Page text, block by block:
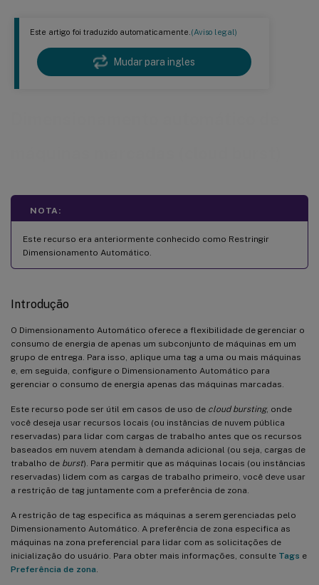
Este artigo foi traduzido automaticamente.(Aviso legal)
Mudar para ingles
NOTA:
Este recurso era anteriormente conhecido como Restringir
Dimensionamento Automático.
Introdução
O Dimensionamento Automático oferece a flexibilidade de gerenciar o
consumo de energia de apenas um subconjunto de máquinas em um
grupo de entrega. Para isso, aplique uma tag a uma ou mais máquinas
e, em seguida, configure o Dimensionamento Automático para
gerenciar o consumo de energia apenas das máquinas marcadas.
Este recurso pode ser útil em casos de uso de cloud bursting, onde
você deseja usar recursos locais (ou instâncias de nuvem pública
reservadas) para lidar com cargas de trabalho antes que os recursos
baseados em nuvem atendam à demanda adicional (ou seja, cargas de
trabalho de burst). Para permitir que as máquinas locais (ou instâncias
reservadas) lidem com as cargas de trabalho primeiro, você deve usar
a restrição de tag juntamente com a preferência de zona.
A restrição de tag especifica as máquinas a serem gerenciadas pelo
Dimensionamento Automático. A preferência de zona especifica as
máquinas na zona preferencial para lidar com as solicitações de
inicialização do usuário. Para obter mais informações, consulte Tags e
Preferência de zona